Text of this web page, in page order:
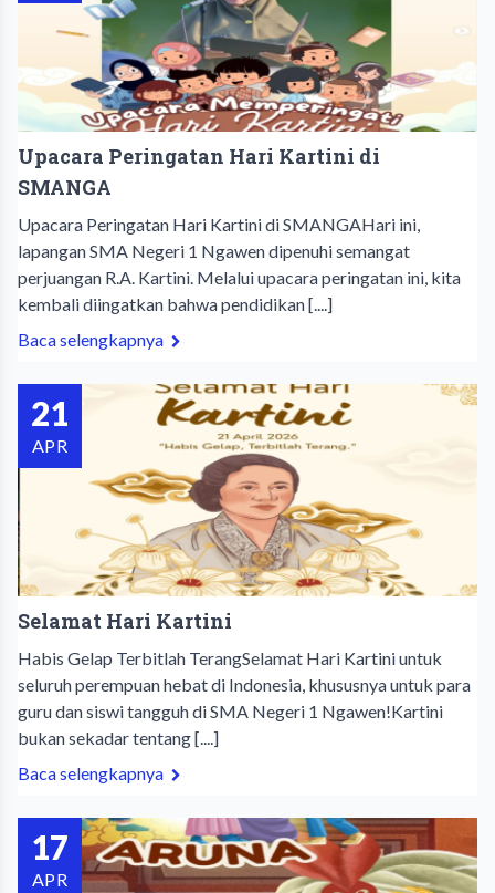
Upacara Peringatan Hari Kartini di
SMANGA
Upacara Peringatan Hari Kartini di SMANGA​Hari ini,
lapangan SMA Negeri 1 Ngawen dipenuhi semangat
perjuangan R.A. Kartini. Melalui upacara peringatan ini, kita
kembali diingatkan bahwa pendidikan [....]
Baca selengkapnya
21
APR
​Selamat Hari Kartini
Habis Gelap Terbitlah Terang​Selamat Hari Kartini untuk
seluruh perempuan hebat di Indonesia, khususnya untuk para
guru dan siswi tangguh di SMA Negeri 1 Ngawen!​Kartini
bukan sekadar tentang [....]
Baca selengkapnya
17
APR